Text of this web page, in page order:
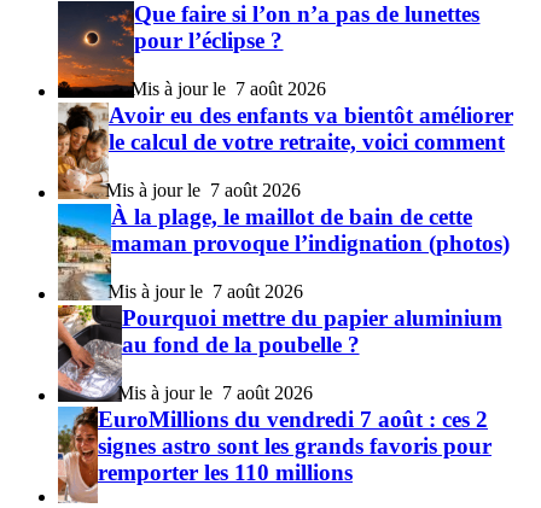
Que faire si l’on n’a pas de lunettes
pour l’éclipse ?
7 août 2026
Avoir eu des enfants va bientôt améliorer
le calcul de votre retraite, voici comment
7 août 2026
À la plage, le maillot de bain de cette
maman provoque l’indignation (photos)
7 août 2026
Pourquoi mettre du papier aluminium
au fond de la poubelle ?
7 août 2026
EuroMillions du vendredi 7 août : ces 2
signes astro sont les grands favoris pour
remporter les 110 millions